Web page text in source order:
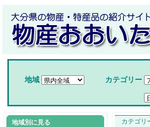
地域 カテゴリー
カテゴリ
地域別に見る